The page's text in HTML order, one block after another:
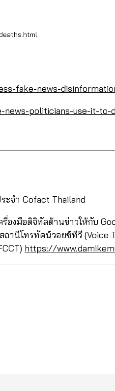
fake-news-
politicians-use-it-to-
จำ Cofact Thailand
งมือดิจิทัลด้านข่าวให้กับ
านีโทรทัศน์วอยซ์ทีวี (Voice
https://